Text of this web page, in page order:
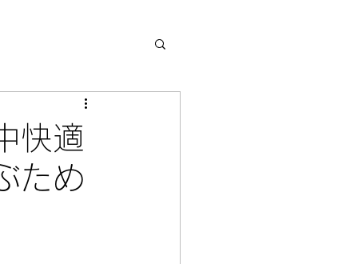
快適
ため